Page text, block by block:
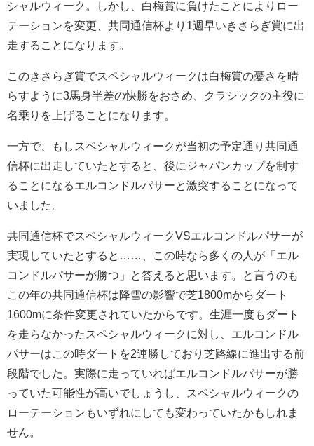
シャルウィーク。しかし、白梅賞に負けたことによりロー
テーションを変更、共同通信杯より1週早いきさらぎ賞に出
走することになります。
このきさらぎ賞でスペシャルウィークは白梅賞の憂さを晴
らすように3馬身半差の快勝をおさめ、クラシックの主役に
名乗りを上げることになります。
一方で、もしスペシャルウィークが当初の予定通り共同通
信杯に出走していたとすると、後にジャパンカップを制す
ることになるエルコンドルパサーと激突することになって
いました。
共同通信杯でスペシャルウィークVSエルコンドルパサーが
実現していたとすると……、この時なら多くの人が「エル
コンドルパサーが勝つ」と答えると思います。と言うのも
この年の共同通信杯は降雪の影響で芝1800mからダート
1600mに条件変更されていたからです。生涯一度もダート
を走らなかったスペシャルウィークに対し、エルコンドル
パサーはこの時ダートを2連勝しており芝路線に進出する前
段階でした。実際に走っていればエルコンドルパサーが勝
っていた可能性が高いでしょうし、スペシャルウィークの
ローテーションもいずれにしても変わっていたかもしれま
せん。